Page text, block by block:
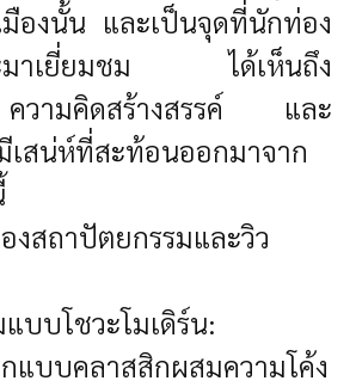
องนั้น และเป็นจุดที่นักท่อง
ะมาเยี่ยมชม ได้เห็นถึง
ามคิดสร้างสรรค์ และ
สน่ห์ที่สะท้อนออกมาจาก
งสถาปัตยกรรมและวิว
บบโชวะโมเดิร์น:
กแบบคลาสสิกผสมความโค้ง